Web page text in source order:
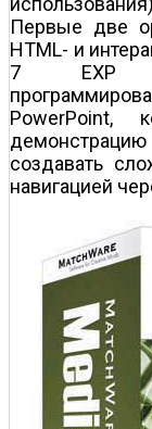
Первые две
HTML- и
7 EXP
PowerPoint,
создавать
навигацией